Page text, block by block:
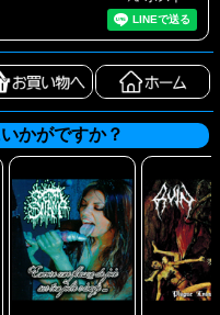
かがですか？